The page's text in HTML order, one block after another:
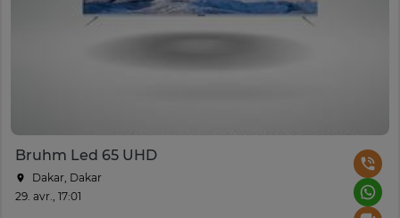
Bruhm Led 65 UHD
Dakar, Dakar
29. avr., 17:01